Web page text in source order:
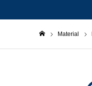
Material